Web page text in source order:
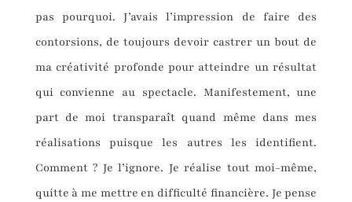
pas pourquoi. J’avais l’impression de faire des
contorsions, de toujours devoir castrer un bout de
ma créativité profonde pour atteindre un résultat
qui convienne au spectacle. Manifestement, une
part de moi transparaît quand même dans mes
réalisations puisque les autres les identifient.
Comment ? Je l’ignore. Je réalise tout moi-même,
quitte à me mettre en difficulté financière. Je pense